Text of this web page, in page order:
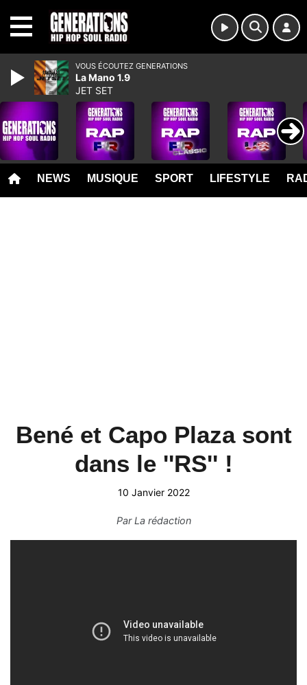
NEWS MUSIQUE SPORT LIFESTYLE
Bené et Capo Plaza sont
dans le ''RS'' !
10 Janvier 2022
ParLa rédaction
VOUS ÉCOUTEZ GENERATIONS
La Mano 1.9
JET SET